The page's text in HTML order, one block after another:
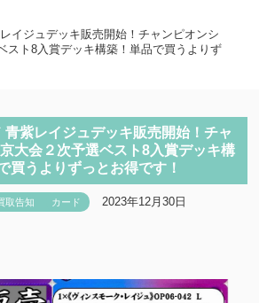
イジュデッキ販売開始！チャンピオンシ
スト8入賞デッキ構築！単品で買うよりず
青紫レイジュデッキ販売開始！チャ
大会２次予選ベスト8入賞デッキ構
買うよりずっとお得です！
取告知 カード 2023年12月30日